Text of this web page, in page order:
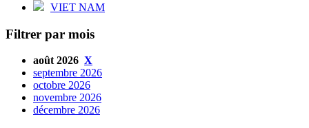
VIET NAM
Filtrer par mois
août 2026 X
septembre 2026
octobre 2026
novembre 2026
décembre 2026